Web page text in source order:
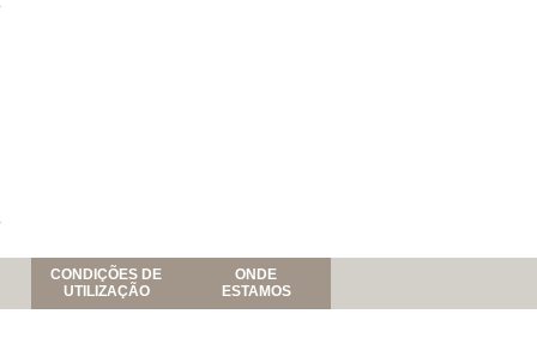
CONDIÇÕES DE
UTILIZAÇÃO
ONDE
ESTAMOS